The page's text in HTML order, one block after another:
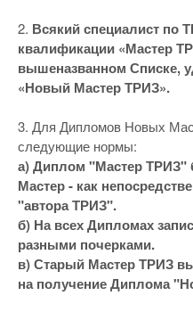
2. Всякий специалист по
квалификации «Мастер
вышеназванном Списке,
«Новый Мастер ТРИЗ».
3. Для Дипломов Новых
следующие нормы:
а) Диплом "Мастер ТРИЗ"
Мастер - как
"автора ТРИЗ".
б) На всех Дипломах
разными почерками.
в) Старый Мастер ТРИЗ
на получение Диплома